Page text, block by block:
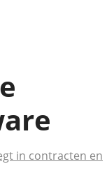
in contracten en